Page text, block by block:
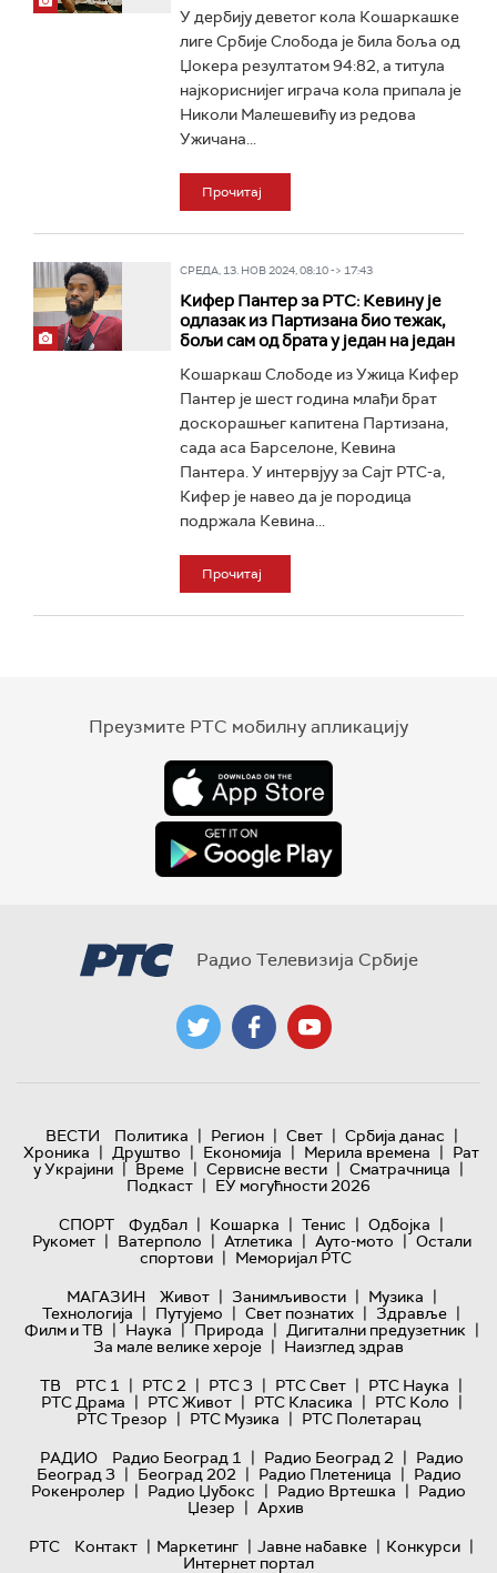
У дербију деветог кола Кошаркашке
лиге Србије Слобода је била боља од
Џокера резултатом 94:82, а титула
најкориснијег играча кола припала је
Николи Малешевићу из редова
Ужичана...
Прочитај
СРЕДА, 13. НОВ 2024, 08:10 -> 17:43
Кифер Пантер за РТС: Кевину је
одлазак из Партизана био тежак,
бољи сам од брата у један на један
Кошаркаш Слободе из Ужица Кифер
Пантер je шест година млађи брат
доскорашњег капитена Партизана,
сада аса Барселоне, Кевина
Пантера. У интервјуу за Сајт РТС-а,
Кифер је навео да је породица
подржала Кевина...
Прочитај
Преузмите РТС мобилну апликацију
Радио Телевизија Србије
ВЕСТИ Политика | Регион | Свет | Србија данас |
Хроника | Друштво | Економија | Мерила времена | Рат
у Украјини | Време | Сервисне вести | Сматрачница |
Подкаст | ЕУ могућности 2026
СПОРТ
Фудбал | Кошарка | Тенис | Одбојка |
Рукомет | Ватерполо | Атлетика | Ауто-мото | Остали
спортови | Меморијал РТС
МАГАЗИН
Живот | Занимљивости | Музика |
Технологијa | Путујемо | Свет познатих | Здравље |
Филм и ТВ | Наука | Природа | Дигитални предузетник |
За мале велике хероје | Наизглед здрав
ТВ
РТС 1 | РТС 2 | РТС 3 | РТС Свет | РТС Наука |
РТС Драма | РТС Живот | РТС Класика | РТС Коло |
РТС Трезор | РТС Музика | РТС Полетарац
РАДИО
Радио Београд 1 | Радио Београд 2 | Радио
Београд 3 | Београд 202 | Радио Плетеница | Радио
Рокенролер | Радио Џубокс | Радио Вртешка | Радио
Џезер | Архив
РТС
Контакт | Маркетинг | Јавне набавке | Конкурси |
Интернет портал